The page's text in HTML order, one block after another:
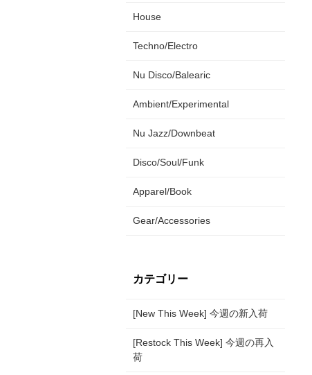
House
Techno/Electro
Nu Disco/Balearic
Ambient/Experimental
Nu Jazz/Downbeat
Disco/Soul/Funk
Apparel/Book
Gear/Accessories
カテゴリー
[New This Week] 今週の新入荷
[Restock This Week] 今週の再入
荷